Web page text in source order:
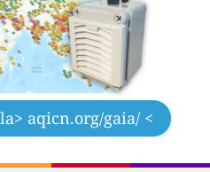
> aqicn.org/gaia/ <